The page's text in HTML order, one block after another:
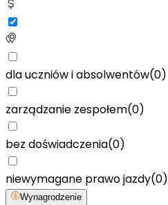
dla uczniów i absolwentów(0)
zarządzanie zespołem(0)
bez doświadczenia(0)
niewymagane prawo jazdy(0)
Wynagrodzenie